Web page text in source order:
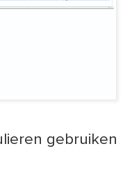
gebruiken